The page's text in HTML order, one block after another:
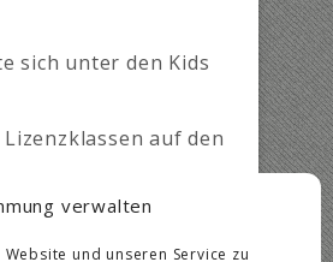
verwalten
und unseren Service zu
sich unter den Kids
auf den
vor allem